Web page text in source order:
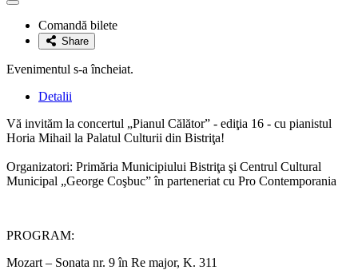
Adaugă
favoriteComandă bilete
Share
Evenimentul s-a încheiat.
Detalii
Vă invităm la concertul „Pianul Călător” - ediţia 16 - cu pianistul
Horia Mihail la Palatul Culturii din Bistriţa!
Organizatori: Primăria Municipiului Bistriţa şi Centrul Cultural
Municipal „George Coşbuc” în parteneriat cu Pro Contemporania
PROGRAM:
Mozart – Sonata nr. 9 în Re major, K. 311